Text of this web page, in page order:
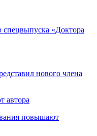
«Доктора
нового члена
автора
повышают